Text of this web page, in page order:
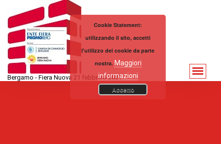
contenuto
Bergamo - Fiera Nuova 21 febbraio 2021
Cookie Statement:
utilizzando il sito, accetti
l'utilizzo dei cookie da parte
nostra. Maggiori
informazioni
Accetto